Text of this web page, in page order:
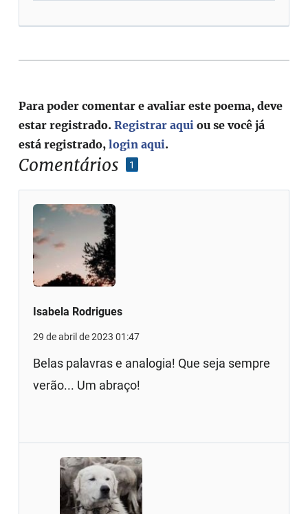
Comentários 1
Isabela Rodrigues
29 de abril de 2023 01:47
Belas palavras e analogia! Que seja sempre
verão... Um abraço!
Para poder comentar e avaliar este poema, deve
estar registrado.Registrar aqui ou se você já
está registrado,login aqui.